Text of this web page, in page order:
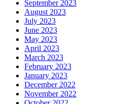
September 2023
August 2023
July 2023
June 2023
May 2023
April 2023
March 2023
February 2023
January 2023
December 2022
November 2022